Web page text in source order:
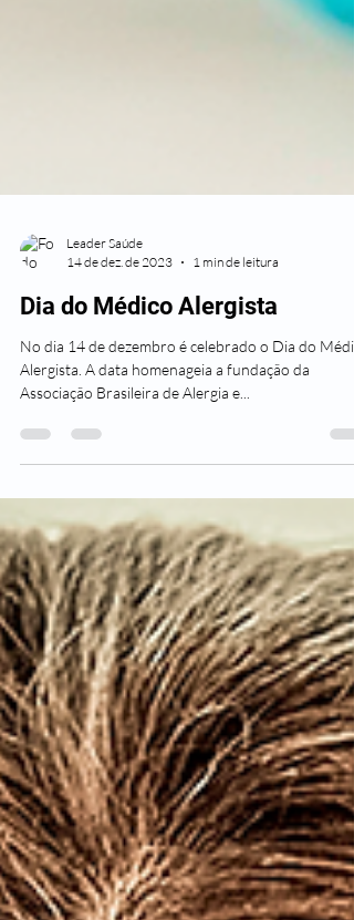
Leader Saúde
14 de dez. de 2023
1 min de leitura
Dia do Médico Alergista
No dia 14 de dezembro é celebrado o Dia do
Associação Brasileira de Alergia e...